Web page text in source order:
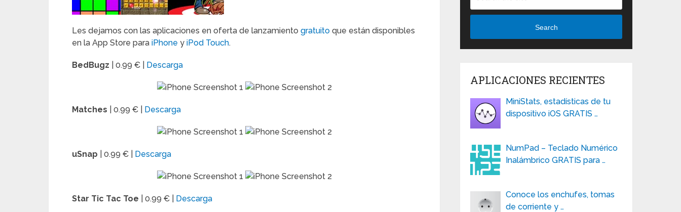
Les dejamos con las aplicaciones en oferta de lanzamiento gratuito que están disponibles
en la App Store para iPhone y iPod Touch.
BedBugz | 0.99 € | Descarga
Matches | 0.99 € | Descarga
uSnap | 0.99 € | Descarga
Star Tic Tac Toe | 0.99 € | Descarga
Search
APLICACIONES RECIENTES
MiniStats, estadísticas de tu
dispositivo iOS GRATIS …
NumPad – Teclado Numérico
Inalámbrico GRATIS para …
Conoce los enchufes, tomas
de corriente y …